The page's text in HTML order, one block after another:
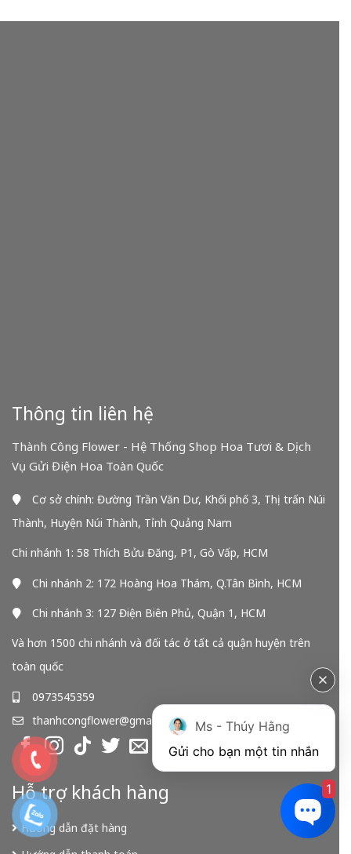
Thông tin liên hệ
Thành Công Flower - Hệ Thống Shop Hoa Tươi & Dịch
Vụ Gửi Điện Hoa Toàn Quốc
Cơ sở chính: Đường Trần Văn Dư, Khối phố 3, Thị trấn Núi
Thành, Huyện Núi Thành, Tỉnh Quảng Nam
Chi nhánh 1: 58 Thích Bửu Đăng, P1, Gò Vấp, HCM
Chi nhánh 2: 172 Hoàng Hoa Thám, Q.Tân Bình, HCM
Chi nhánh 3: 127 Điện Biên Phủ, Quận 1, HCM
Và hơn 1500 chi nhánh và đối tác ở tất cả quận huyện trên
toàn quốc
0973545359
thanhcongflower@gmail.com
Hỗ trợ khách hàng
Hướng dẫn đặt hàng
Ms - Thúy Hằng
Gửi cho bạn một tin nhắn
1